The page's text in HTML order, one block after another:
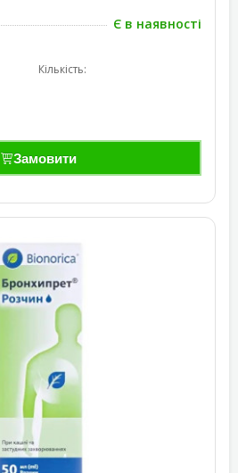
Є в наявності
Кількість:
Замовити